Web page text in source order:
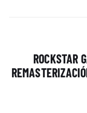
ROCKSTAR